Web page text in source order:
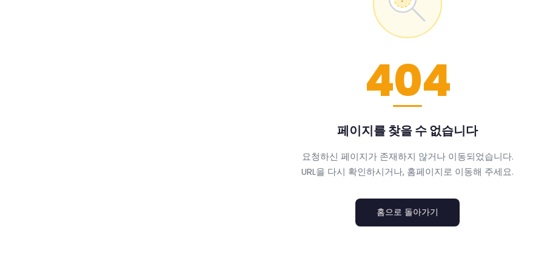
404
페이지를 찾을 수 없습니다
요청하신 페이지가 존재하지 않거나 이동되었습니다.
URL을 다시 확인하시거나, 홈페이지로 이동해 주세요.
홈으로 돌아가기